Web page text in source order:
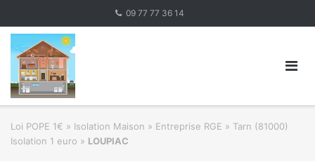
content
09 77 77 36 14
Loi POPE 1€ » Isolation Maison » Entreprise RGE » Tarn (81000)
Isolation 1 euro » LOUPIAC